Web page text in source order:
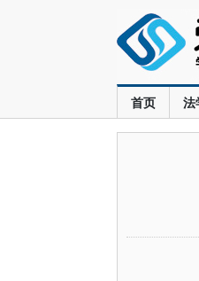
首页 法